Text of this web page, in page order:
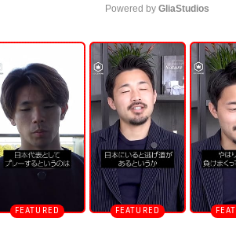
U
n
m
u
t
e
Powered by GliaStudios